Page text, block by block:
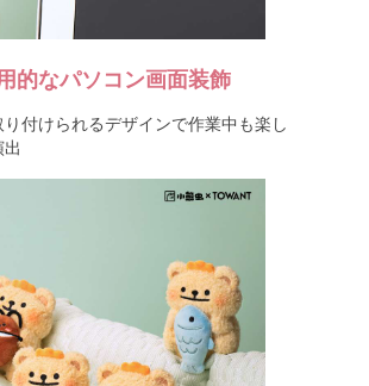
的なパソコン画面装飾
付けられるデザインで作業中も楽し